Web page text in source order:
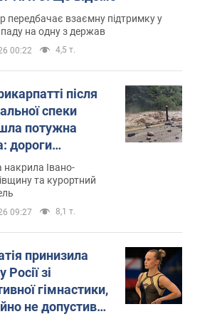
передбачає взаємну підтримку у
на одну з держав
00:22 4,5 т.
після
спеки
потужна
дороги
на
Відео
накрила Івано-
та курортний
09:27 8,1 т.
принизила
Росії зі
гімнастики,
не допустивши